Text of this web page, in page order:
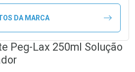
DA MARCA
Peg-Lax 250ml Solução